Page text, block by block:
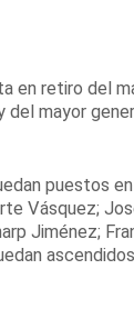
en retiro del
del mayor
puestos
Vásquez;
Jiménez;